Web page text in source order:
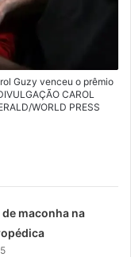
Guzy venceu o prêmio
CAROL
WORLD PRESS
de maconha na